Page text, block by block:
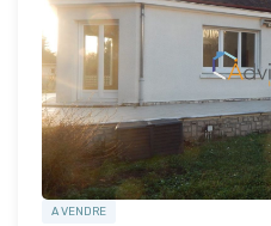
A VENDRE